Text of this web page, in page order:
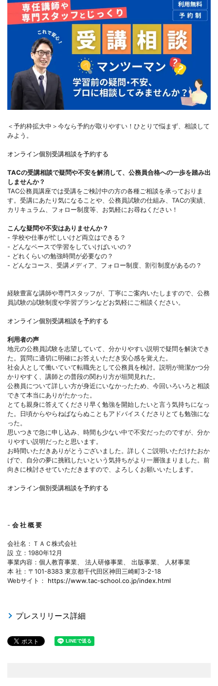
＜予約枠拡大中＞今なら予約が取りやすい！ひとりで悩まず、相談して
みよう。
オンライン個別受講相談を予約する
TACの受講相談で疑問や不安を解消して、公務員合格への一歩を踏み出
しませんか？
TAC公務員講座では受講をご検討中の方の各種ご相談を承っておりま
す。受講にあたり気になることや、公務員試験の仕組み、TACの実績、
カリキュラム、フォロー制度等、お気軽にお尋ねください！
こんな疑問や不安はありませんか？
- 学校や仕事が忙しいけど両立はできる？
- どんなペースで学習をしていけばいいの？
- どれくらいの勉強時間が必要なの？
- どんなコース、受講メディア、フォロー制度、割引制度があるの？
経験豊富な講師や専門スタッフが、丁寧にご案内いたしますので、公務
員試験の試験制度や学習プランなどお気軽にご相談ください。
オンライン個別受講相談を予約する
利用者の声
地元の公務員試験を志望していて、分かりやすい説明で疑問を解決でき
た。質問に適切に明確にお答えいただき安心感を覚えた。
社会人として働いていて転職先として公務員を検討。説明が簡潔かつ分
かりやすく、講師との普段の関わり方が垣間見れた。
公務員について詳しい方が身近にいなかったため、今回いろいろと相談
できて本当にありがたかった。
とても親身に答えてくださり早く勉強を開始したいと言う気持ちになっ
た。日頃からやらねばならぬこともアドバイスくださりとても勉強にな
った。
思いつきで急に申し込み、時間も少ない中で不安だったのですが、分か
りやすい説明だったと思います。
お時間いただきありがとうございました。詳しくご説明いただけたおか
げで、自分の夢に挑戦したいという気持ちがより一層強まりました。前
向きに検討させていただきますので、よろしくお願いいたします。
オンライン個別受講相談を予約する
- 会 社 概 要
会社名：ＴＡＣ株式会社
設 立：1980年12月
事業内容：個人教育事業、 法人研修事業、 出版事業、 人材事業
本 社：〒101-8383 東京都千代田区神田三崎町3-2-18
Webサイト： https://www.tac-school.co.jp/index.html
プレスリリース詳細